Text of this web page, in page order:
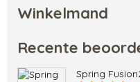
Winkelmand
Recente
Spring